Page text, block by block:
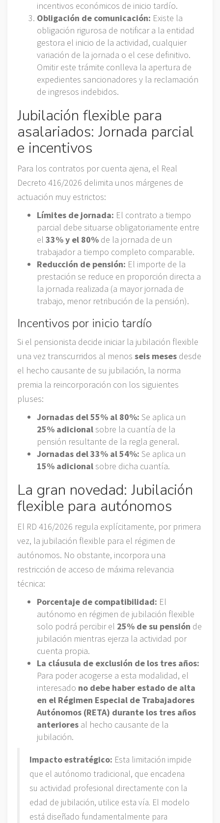
incentivos económicos de inicio tardío.
Obligación de comunicación: Existe la
obligación rigurosa de notificar a la entidad
gestora el inicio de la actividad, cualquier
variación de la jornada o el cese definitivo.
Omitir este trámite conlleva la apertura de
expedientes sancionadores y la reclamación
de ingresos indebidos.
Jubilación flexible para
asalariados: Jornada parcial
e incentivos
Para los contratos por cuenta ajena, el Real
Decreto 416/2026 delimita unos márgenes de
actuación muy estrictos:
Límites de jornada: El contrato a tiempo
parcial debe situarse obligatoriamente entre
el 33% y el 80% de la jornada de un
trabajador a tiempo completo comparable.
Reducción de pensión: El importe de la
prestación se reduce en proporción directa a
la jornada realizada (a mayor jornada de
trabajo, menor retribución de la pensión).
Incentivos por inicio tardío
Si el pensionista decide iniciar la jubilación flexible
una vez transcurridos al menos seis meses desde
el hecho causante de su jubilación, la norma
premia la reincorporación con los siguientes
pluses:
Jornadas del 55% al 80%: Se aplica un
25% adicional sobre la cuantía de la
pensión resultante de la regla general.
Jornadas del 33% al 54%: Se aplica un
15% adicional sobre dicha cuantía.
La gran novedad: Jubilación
flexible para autónomos
El RD 416/2026 regula explícitamente, por primera
vez, la jubilación flexible para el régimen de
autónomos. No obstante, incorpora una
restricción de acceso de máxima relevancia
técnica:
Porcentaje de compatibilidad: El
autónomo en régimen de jubilación flexible
solo podrá percibir el 25% de su pensión de
jubilación mientras ejerza la actividad por
cuenta propia.
La cláusula de exclusión de los tres años:
Para poder acogerse a esta modalidad, el
interesado no debe haber estado de alta
en el Régimen Especial de Trabajadores
Autónomos (RETA) durante los tres años
anteriores al hecho causante de la
jubilación.
Impacto estratégico: Esta limitación impide
que el autónomo tradicional, que encadena
su actividad profesional directamente con la
edad de jubilación, utilice esta vía. El modelo
está diseñado fundamentalmente para